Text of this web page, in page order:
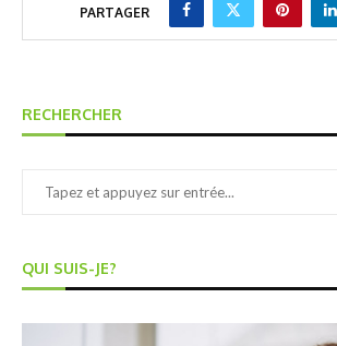
PARTAGER
RECHERCHER
QUI SUIS-JE?